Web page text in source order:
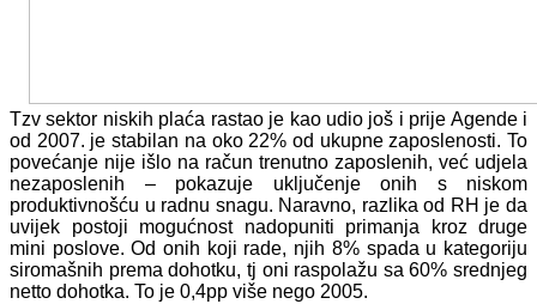
Tzv sektor niskih plaća rastao je kao udio još i prije Agende i
od 2007. je stabilan na oko 22% od ukupne zaposlenosti. To
povećanje nije išlo na račun trenutno zaposlenih, već udjela
nezaposlenih – pokazuje uključenje onih s niskom
produktivnošću u radnu snagu. Naravno, razlika od RH je da
uvijek postoji mogućnost nadopuniti primanja kroz druge
mini poslove. Od onih koji rade, njih 8% spada u kategoriju
siromašnih prema dohotku, tj oni raspolažu sa 60% srednjeg
netto dohotka. To je 0,4pp više nego 2005.